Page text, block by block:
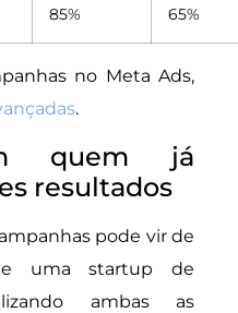
85% 65%
no Meta Ads,
.
quem já
resultados
pode vir de
uma startup de
ambas as